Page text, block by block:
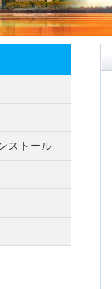
ストール